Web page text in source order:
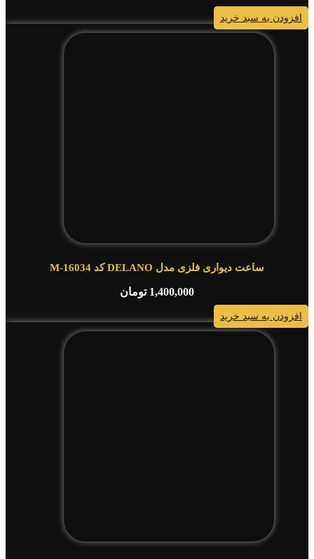
افزودن به سبد خرید
ساعت دیواری فلزی مدل DELANO کد M-16034
1,400,000 تومان
افزودن به سبد خرید